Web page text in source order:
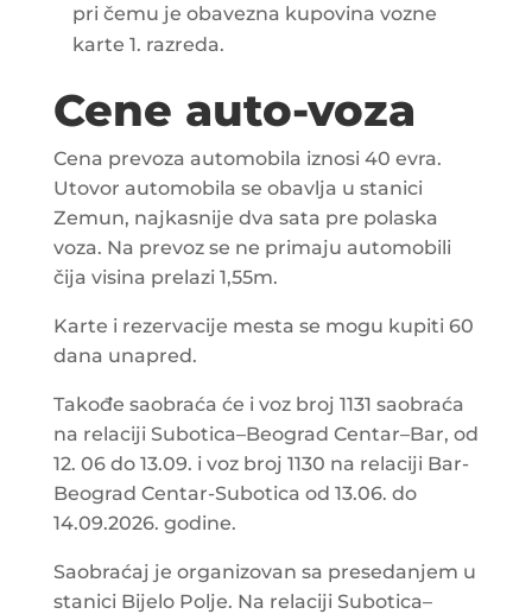
pri čemu je obavezna kupovina vozne
karte 1. razreda.
Cene auto-voza
Cena prevoza automobila iznosi 40 evra.
Utovor automobila se obavlja u stanici
Zemun, najkasnije dva sata pre polaska
voza. Na prevoz se ne primaju automobili
čija visina prelazi 1,55m.
Karte i rezervacije mesta se mogu kupiti 60
dana unapred.
Takođe saobraća će i voz broj 1131 saobraća
na relaciji Subotica–Beograd Centar–Bar, od
12. 06 do 13.09. i voz broj 1130 na relaciji Bar-
Beograd Centar-Subotica od 13.06. do
14.09.2026. godine.
Saobraćaj je organizovan sa presedanjem u
stanici Bijelo Polje. Na relaciji Subotica–